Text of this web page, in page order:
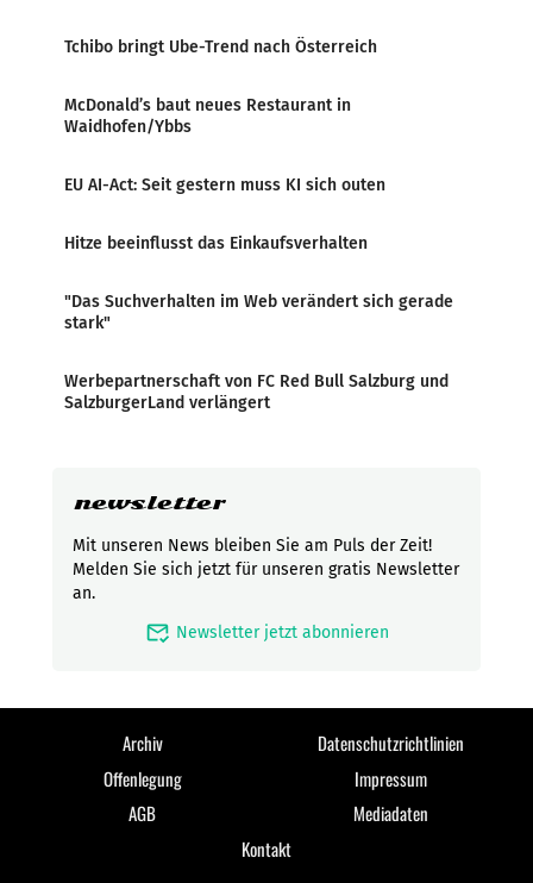
Tchibo bringt Ube-Trend nach Österreich
McDonald’s baut neues Restaurant in
Waidhofen/Ybbs
EU AI-Act: Seit gestern muss KI sich outen
Hitze beeinflusst das Einkaufsverhalten
"Das Suchverhalten im Web verändert sich gerade
stark"
Werbepartnerschaft von FC Red Bull Salzburg und
SalzburgerLand verlängert
newsletter
Mit unseren News bleiben Sie am Puls der Zeit!
Melden Sie sich jetzt für unseren gratis Newsletter
an.
mark_email_read Newsletter jetzt abonnieren
Archiv
Datenschutzrichtlinien
Offenlegung
Impressum
AGB
Mediadaten
Kontakt